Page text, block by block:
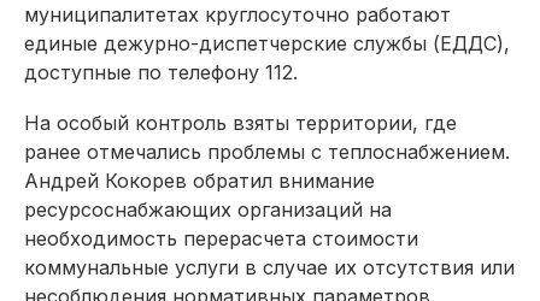
муниципалитетах круглосуточно работают
единые дежурно-диспетчерские службы (ЕДДС),
доступные по телефону 112.
На особый контроль взяты территории, где
ранее отмечались проблемы с теплоснабжением.
Андрей Кокорев обратил внимание
ресурсоснабжающих организаций на
необходимость перерасчета стоимости
коммунальные услуги в случае их отсутствия или